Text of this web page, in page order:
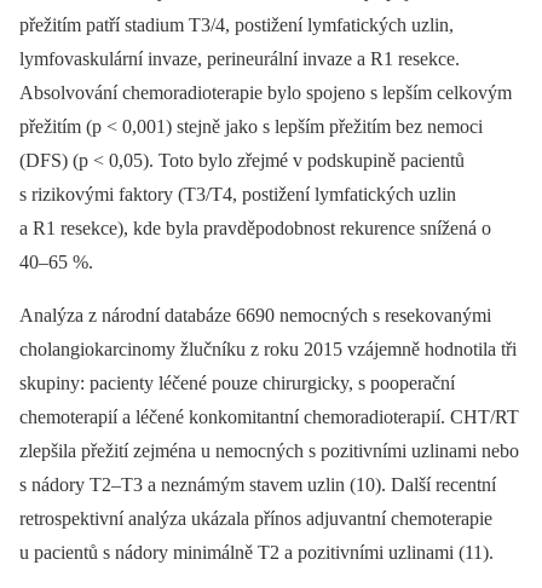
přežitím patří stadium T3/4, postižení lymfatických uzlin,
lymfovaskulární invaze, perineurální invaze a R1 resekce.
Absolvování chemoradioterapie bylo spojeno s lepším celkovým
přežitím (p < 0,001) stejně jako s lepším přežitím bez nemoci
(DFS) (p < 0,05). Toto bylo zřejmé v podskupině pacientů
s rizikovými faktory (T3/T4, postižení lymfatických uzlin
a R1 resekce), kde byla pravděpodobnost rekurence snížená o
40–65 %.
Analýza z národní databáze 6690 nemocných s resekovanými
cholangiokarcinomy žlučníku z roku 2015 vzájemně hodnotila tři
skupiny: pacienty léčené pouze chirurgicky, s pooperační
chemoterapií a léčené konkomitantní chemoradioterapií. CHT/RT
zlepšila přežití zejména u nemocných s pozitivními uzlinami nebo
s nádory T2–T3 a neznámým stavem uzlin (10). Další recentní
retrospektivní analýza ukázala přínos adjuvantní chemoterapie
u pacientů s nádory minimálně T2 a pozitivními uzlinami (11).